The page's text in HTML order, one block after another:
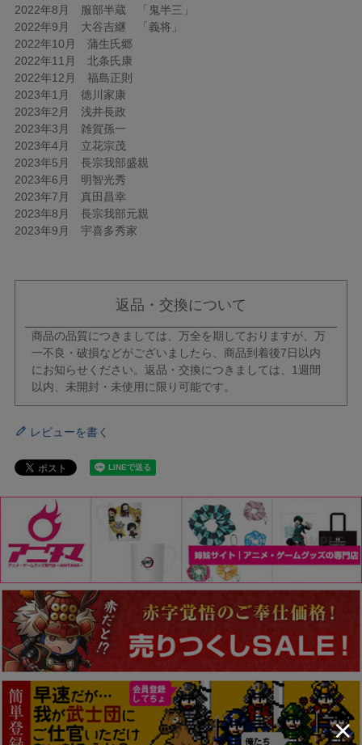
2022年8月 服部半蔵 「鬼半三」
2022年9月 大谷吉継 「義将」
2022年10月 蒲生氏郷
2022年11月 北条氏康
2022年12月 福島正則
2023年1月 徳川家康
2023年2月 浅井長政
2023年3月 雑賀孫一
2023年4月 立花宗茂
2023年5月 長宗我部盛親
2023年6月 明智光秀
2023年7月 真田昌幸
2023年8月 長宗我部元親
2023年9月 宇喜多秀家
返品・交換について
商品の品質につきましては、万全を期しておりますが、万
一不良・破損などがございましたら、商品到着後7日以内
にお知らせください。返品・交換につきましては、1週間
以内、未開封・未使用に限り可能です。
レビューを書く